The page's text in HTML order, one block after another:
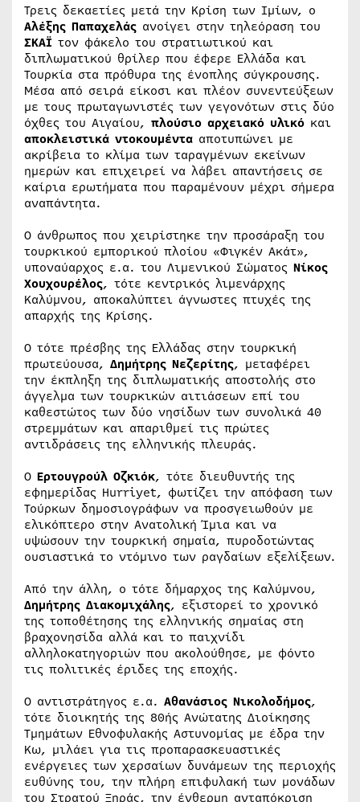
Τρεις δεκαετίες μετά την Κρίση των Ιμίων, ο
Αλέξης Παπαχελάς ανοίγει στην τηλεόραση του
ΣΚΑΪ τον φάκελο του στρατιωτικού και
διπλωματικού θρίλερ που έφερε Ελλάδα και
Τουρκία στα πρόθυρα της ένοπλης σύγκρουσης.
Μέσα από σειρά είκοσι και πλέον συνεντεύξεων
με τους πρωταγωνιστές των γεγονότων στις δύο
όχθες του Αιγαίου, πλούσιο αρχειακό υλικό και
αποκλειστικά ντοκουμέντα αποτυπώνει με
ακρίβεια το κλίμα των ταραγμένων εκείνων
ημερών και επιχειρεί να λάβει απαντήσεις σε
καίρια ερωτήματα που παραμένουν μέχρι σήμερα
αναπάντητα.
Ο άνθρωπος που χειρίστηκε την προσάραξη του
τουρκικού εμπορικού πλοίου «Φιγκέν Ακάτ»,
υποναύαρχος ε.α. του Λιμενικού Σώματος Νίκος
Χουχουρέλος, τότε κεντρικός λιμενάρχης
Καλύμνου, αποκαλύπτει άγνωστες πτυχές της
απαρχής της Κρίσης.
Ο τότε πρέσβης της Ελλάδας στην τουρκική
πρωτεύουσα, Δημήτρης Νεζερίτης, μεταφέρει
την έκπληξη της διπλωματικής αποστολής στο
άγγελμα των τουρκικών αιτιάσεων επί του
καθεστώτος των δύο νησίδων των συνολικά 40
στρεμμάτων και απαριθμεί τις πρώτες
αντιδράσεις της ελληνικής πλευράς.
Ο Ερτουγρούλ Οζκιόκ, τότε διευθυντής της
εφημερίδας Hurriyet, φωτίζει την απόφαση των
Τούρκων δημοσιογράφων να προσγειωθούν με
ελικόπτερο στην Ανατολική Ίμια και να
υψώσουν την τουρκική σημαία, πυροδοτώντας
ουσιαστικά το ντόμινο των ραγδαίων εξελίξεων.
Από την άλλη, ο τότε δήμαρχος της Καλύμνου,
Δημήτρης Διακομιχάλης, εξιστορεί το χρονικό
της τοποθέτησης της ελληνικής σημαίας στη
βραχονησίδα αλλά και το παιχνίδι
αλληλοκατηγοριών που ακολούθησε, με φόντο
τις πολιτικές έριδες της εποχής.
Ο αντιστράτηγος ε.α. Αθανάσιος Νικολοδήμος,
τότε διοικητής της 80ής Ανώτατης Διοίκησης
Τμημάτων Εθνοφυλακής Αστυνομίας με έδρα την
Κω, μιλάει για τις προπαρασκευαστικές
ενέργειες των χερσαίων δυνάμεων της περιοχής
ευθύνης του, την πλήρη επιφυλακή των μονάδων
του Στρατού Ξηράς, την ένθερμη ανταπόκριση